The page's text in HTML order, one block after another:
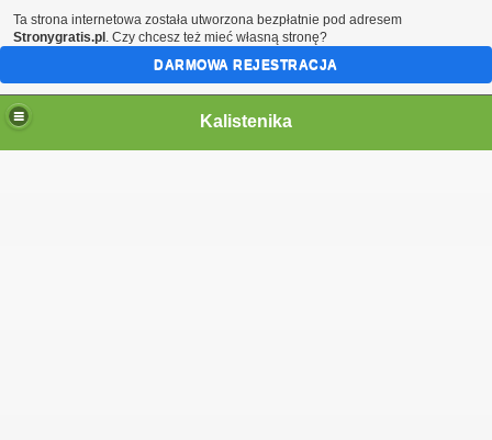
Kalistenika
Ta strona internetowa została utworzona bezpłatnie pod adresem
Stronygratis.pl . Czy chcesz też mieć własną stronę?
DARMOWA REJESTRACJA